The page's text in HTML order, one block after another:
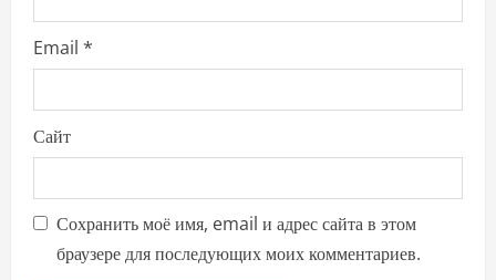
Email *
Сайт
Сохранить моё имя, email и адрес сайта в этом
браузере для последующих моих комментариев.